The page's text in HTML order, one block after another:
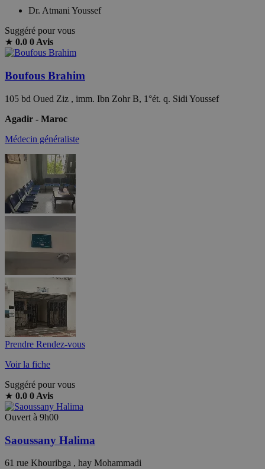
Dr. Atmani Youssef
Suggéré pour vous
★ 0.0 0 Avis
Boufous Brahim
105 bd Oued Ziz , imm. Ibn Zohr B, 1°ét. q. Sidi Youssef
Agadir - Maroc
Médecin généraliste
Prendre Rendez-vous
Voir la fiche
Suggéré pour vous
★ 0.0 0 Avis
Ouvert à 9h00
Saoussany Halima
61 rue Khouribga , hay Mohammadi